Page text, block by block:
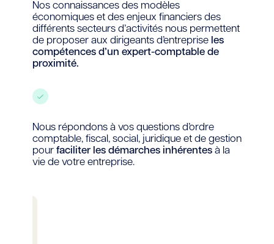
Nos connaissances des modèles
économiques et des enjeux financiers des
différents secteurs d’activités nous permettent
de proposer aux dirigeants d’entreprise les
compétences d’un expert-comptable de
proximité.
Nous répondons à vos questions d’ordre
comptable, fiscal, social, juridique et de gestion
pour faciliter les démarches inhérentes à la
vie de votre entreprise.